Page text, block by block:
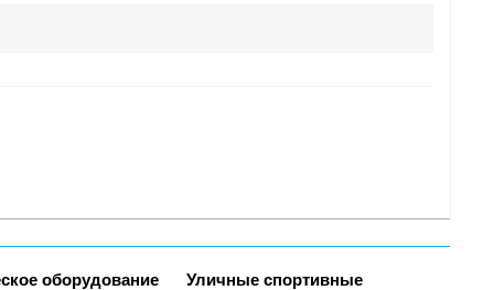
оборудование
Уличные спортивные